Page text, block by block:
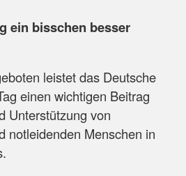
ein bisschen besser
leistet das Deutsche
einen wichtigen Beitrag
Unterstützung von
notleidenden Menschen in